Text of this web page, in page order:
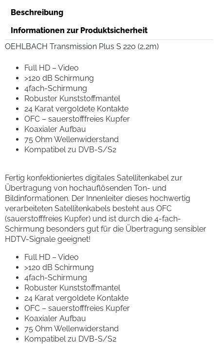
Beschreibung
Informationen zur Produktsicherheit
OEHLBACH Transmission Plus S 220 (2,2m)
Full HD – Video
>120 dB Schirmung
4fach-Schirmung
Robuster Kunststoffmantel
24 Karat vergoldete Kontakte
OFC – sauerstofffreies Kupfer
Koaxialer Aufbau
75 Ohm Wellenwiderstand
Kompatibel zu DVB-S/S2
Fertig konfektioniertes digitales Satellitenkabel zur
Übertragung von hochauflösenden Ton- und
Bildinformationen. Der Innenleiter dieses hochwertig
verarbeiteten Satellitenkabels besteht aus OFC
(sauerstofffreies Kupfer) und ist durch die 4-fach-
Schirmung besonders gut für die Übertragung sensibler
HDTV-Signale geeignet!
Full HD – Video
>120 dB Schirmung
4fach-Schirmung
Robuster Kunststoffmantel
24 Karat vergoldete Kontakte
OFC – sauerstofffreies Kupfer
Koaxialer Aufbau
75 Ohm Wellenwiderstand
Kompatibel zu DVB-S/S2